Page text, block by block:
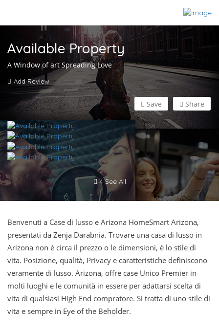
Available Property
A Window of art Spreading Love
Add Review
Share
Save
4 See All
Benvenuti a Case di lusso e Arizona HomeSmart Arizona,
presentati da Zenja Darabnia. Trovare una casa di lusso in
Arizona non è circa il prezzo o le dimensioni, è lo stile di
vita. Posizione, qualità, Privacy e caratteristiche definiscono
veramente di lusso. Arizona, offre case Unico Premier in
molti luoghi e le comunità in essere per adattarsi scelta di
vita di qualsiasi High End compratore. Si tratta di uno stile di
vita e sempre in Eye of the Beholder.